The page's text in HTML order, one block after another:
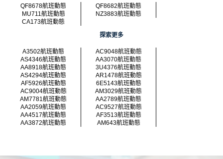
QF8678航班動態
QF8682航班動態
MU711航班動態
NZ3883航班動態
CA173航班動態
探索更多
A3502航班動態
AC9048航班動態
AS4346航班動態
AA3070航班動態
AA8918航班動態
3U4376航班動態
AS4294航班動態
AR1478航班動態
AF5926航班動態
6E5143航班動態
AC9004航班動態
AM3029航班動態
AM7781航班動態
AA2789航班動態
AA2059航班動態
AC9527航班動態
AA4517航班動態
AF3513航班動態
AA3872航班動態
AM643航班動態